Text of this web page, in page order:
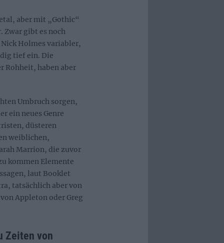
aber mit „Gothic“
Zwar gibt es noch
Holmes variabler,
tief ein. Die
Rohheit, haben aber
Umbruch sorgen,
ein neues Genre
düsteren
weiblichen,
Marrion, die zuvor
kommen Elemente
laut Booklet
tatsächlich aber von
Appleton oder Greg
Zeiten von